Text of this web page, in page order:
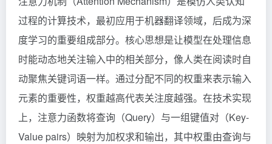
过程的计算技术，最初应用于机器翻译领域，后成为深
度学习的重要组成部分。核心思想是让模型在处理信息
时能动态地关注输入中的相关部分，像人类在阅读时自
动聚焦关键词语一样。通过分配不同的权重来表示输入
元素的重要性，权重越高代表关注度越强。在技术实现
上，注意力函数将查询（Query）与一组键值对（Key-
Value pairs）映射为加权求和输出，其中权重由查询与